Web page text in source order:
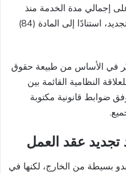
إجمالي مدة الخدمة منذ
بداية أول عقد وحتى آخر تجديد، استنادًا إلى المادة (84)
في الأساس من طبيعة حقوق
النظامية القائمة بين
ضوابط قانونية مكتوبة
تجديد عقد العمل
بسيطة من الخارج، لكنها في